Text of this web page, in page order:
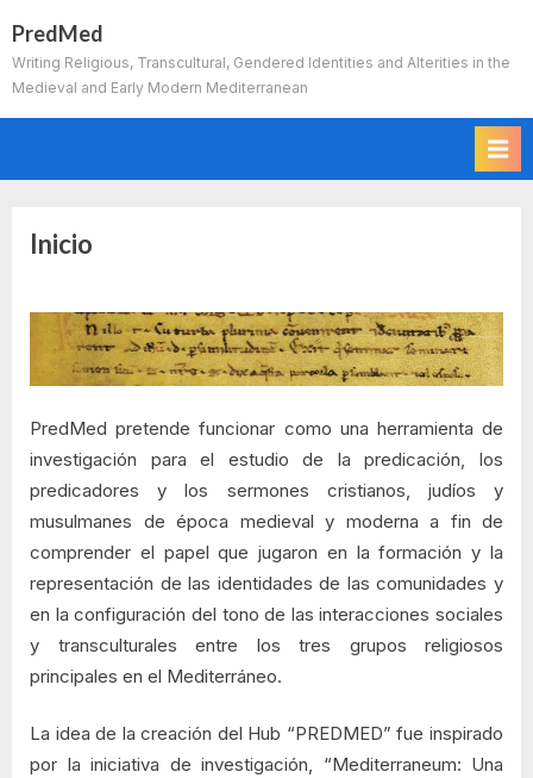
to
content
PredMed
Writing Religious, Transcultural, Gendered Identities and Alterities in the
Medieval and Early Modern Mediterranean
Inicio
PredMed pretende funcionar como una herramienta de
investigación para el estudio de la predicación, los
predicadores y los sermones cristianos, judíos y
musulmanes de época medieval y moderna a fin de
comprender el papel que jugaron en la formación y la
representación de las identidades de las comunidades y
en la configuración del tono de las interacciones sociales
y transculturales entre los tres grupos religiosos
principales en el Mediterráneo.
La idea de la creación del Hub “PREDMED” fue inspirado
por la iniciativa de investigación, “Mediterraneum: Una